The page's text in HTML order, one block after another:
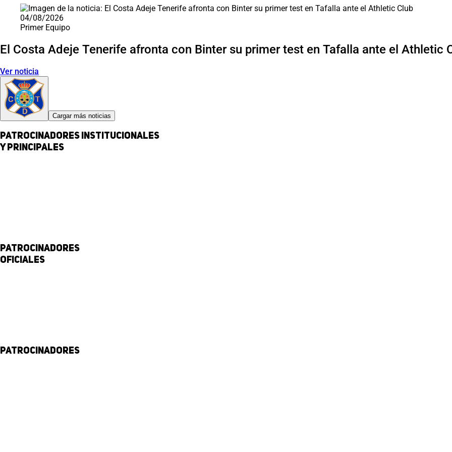
04/08/2026
Primer Equipo
El Costa Adeje Tenerife afronta con Binter su primer test en Tafalla ante el Athletic
Ver noticia
Cargar más noticias
Patrocinadores institucionales
y principales
Patrocinadores
Oficiales
Patrocinadores